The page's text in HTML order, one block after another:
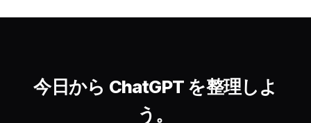
今日から ChatGPT を整理しよ
う。